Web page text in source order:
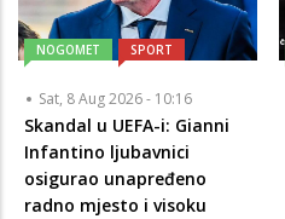
NOGOMET SPORT
Sat, 8 Aug 2026 - 10:16
Skandal u UEFA-i: Gianni
Infantino ljubavnici
osigurao unapređeno
radno mjesto i visoku